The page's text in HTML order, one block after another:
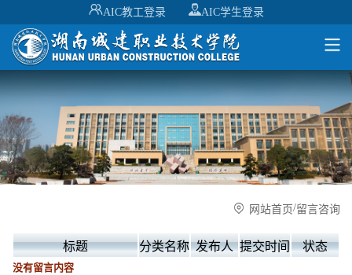
AIC教工登录 AIC学生登录
网站首页/留言咨询
标题 分类名称 发布人 提交时间 状态
没有留言内容